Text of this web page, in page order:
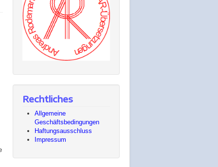
Rechtliches
Allgemeine
Geschäftsbedingungen
Haftungsausschluss
Impressum